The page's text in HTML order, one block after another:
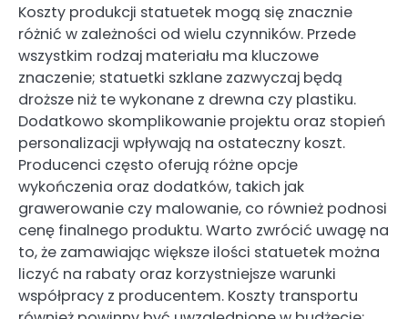
Koszty produkcji statuetek mogą się znacznie
różnić w zależności od wielu czynników. Przede
wszystkim rodzaj materiału ma kluczowe
znaczenie; statuetki szklane zazwyczaj będą
droższe niż te wykonane z drewna czy plastiku.
Dodatkowo skomplikowanie projektu oraz stopień
personalizacji wpływają na ostateczny koszt.
Producenci często oferują różne opcje
wykończenia oraz dodatków, takich jak
grawerowanie czy malowanie, co również podnosi
cenę finalnego produktu. Warto zwrócić uwagę na
to, że zamawiając większe ilości statuetek można
liczyć na rabaty oraz korzystniejsze warunki
współpracy z producentem. Koszty transportu